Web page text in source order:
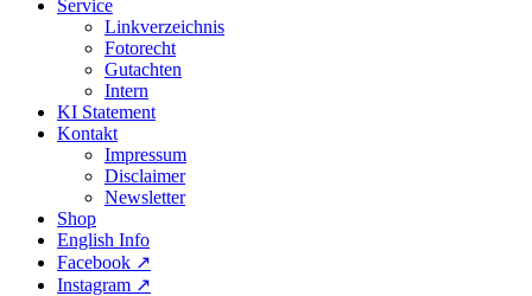
Service
Linkverzeichnis
Fotorecht
Gutachten
Intern
KI Statement
Kontakt
Impressum
Disclaimer
Newsletter
Shop
English Info
Facebook ↗︎
Instagram ↗︎